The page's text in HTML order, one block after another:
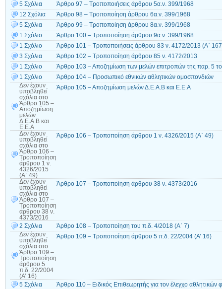
5 Σχόλια
Άρθρο 97 – Τροποποιήσεις άρθρου 5α.ν. 399/1968
12 Σχόλια
Άρθρο 98 – Τροποποίηση άρθρου 6α.ν. 399/1968
5 Σχόλια
Άρθρο 99 – Τροποποίηση άρθρου 8α.ν. 399/1968
1 Σχόλιο
Άρθρο 100 – Τροποποίηση άρθρου 9α.ν. 399/1968
1 Σχόλιο
Άρθρο 101 – Τροποποιήσεις άρθρου 83 ν. 4172/2013 (Α΄
3 Σχόλια
Άρθρο 102 – Τροποποίηση άρθρου 85 ν. 4172/2013
1 Σχόλιο
Άρθρο 103 – Αποζημίωση των μελών επιτροπών της παρ. 5
1 Σχόλιο
Άρθρο 104 – Προσωπικό εθνικών αθλητικών ομοσπονδιών
Δεν έχουν
υποβληθεί
σχόλια στο
Άρθρο 105 –
Αποζημίωση
μελών
Δ.Ε.Α.Β και
Ε.Ε.Α
Άρθρο 105 – Αποζημίωση μελών Δ.Ε.Α.Β και Ε.Ε.Α
Δεν έχουν
υποβληθεί
σχόλια στο
Άρθρο 106 –
Τροποποίηση
άρθρου 1 ν.
4326/2015
(Α΄ 49)
Άρθρο 106 – Τροποποίηση άρθρου 1 ν. 4326/2015 (Α΄ 49)
Δεν έχουν
υποβληθεί
σχόλια στο
Άρθρο 107 –
Τροποποίηση
άρθρου 38 ν.
4373/2016
Άρθρο 107 – Τροποποίηση άρθρου 38 ν. 4373/2016
2 Σχόλια
Άρθρο 108 – Τροποποίηση του π.δ. 4/2018 (Α΄ 7)
Δεν έχουν
υποβληθεί
σχόλια στο
Άρθρο 109 –
Τροποποίηση
άρθρου 5
π.δ. 22/2004
(Α’ 16)
Άρθρο 109 – Τροποποίηση άρθρου 5 π.δ. 22/2004 (Α’ 16)
5 Σχόλια
Άρθρο 110 – Ειδικός Επιθεωρητής για τον έλεγχο αθλητικών